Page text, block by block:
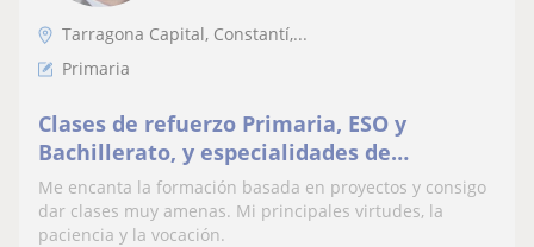
Tarragona Capital, Constantí,...
Primaria
Clases de refuerzo Primaria, ESO y
Bachillerato, y especialidades de
programación y robótica
Me encanta la formación basada en proyectos y consigo
dar clases muy amenas. Mi principales virtudes, la
paciencia y la vocación.